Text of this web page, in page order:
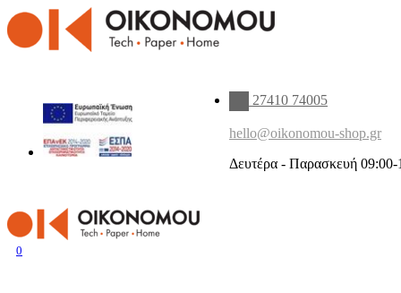
27410 74005
hello@oikonomou-shop.gr
Δευτέρα - Παρασκευή 09:00-
0